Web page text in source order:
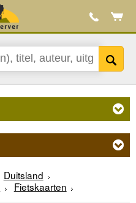
Duitsland
Fietskaarten